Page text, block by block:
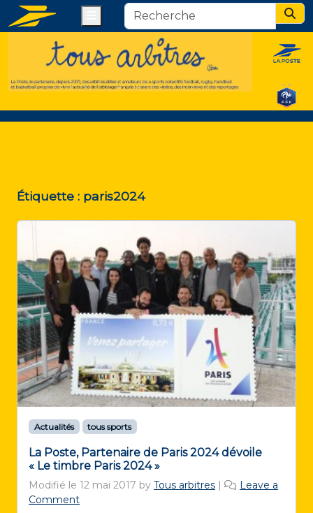
Étiquette : paris2024
Actualités tous sports
La Poste, Partenaire de Paris 2024 dévoile
« Le timbre Paris 2024 »
Modifié le 12 mai 2017 by Tous arbitres |
Leave a
Comment